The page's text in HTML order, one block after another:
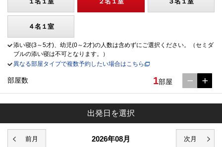
４名１室
添い寝(3～5才)、幼児(0～2才)の人数は含めずにご選択ください。（セミダ
ブルの添い寝は不可となります。）
異なる部屋タイプで複数予約したい場合はこちら
部屋数 1部屋
出発日を選択
2026年08月